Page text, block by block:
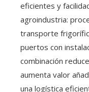
eficientes y
agroindustria:
transporte
puertos con
combinación
aumenta valor
una logística